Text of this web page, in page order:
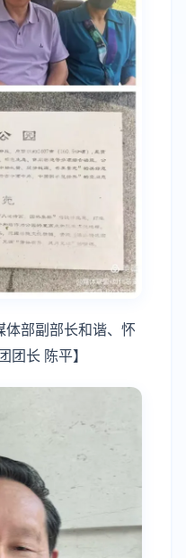
体部副部长和谐、怀
团长 陈平】